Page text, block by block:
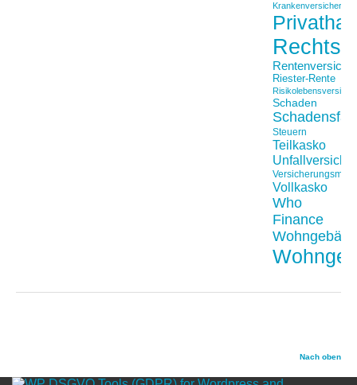
Krankenversicherung
Riester-Rente
Schaden
Steuern
Teilkasko
Vollkasko
Who
Finance
Nach oben